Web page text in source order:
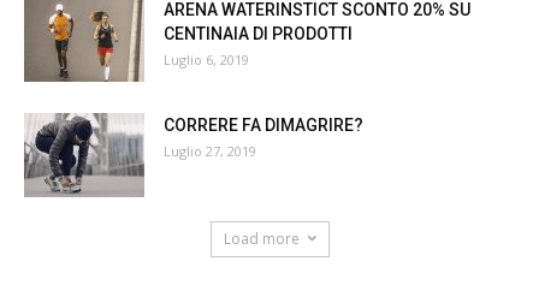
ARENA WATERINSTICT SCONTO 20% SU
CENTINAIA DI PRODOTTI
Luglio 6, 2019
CORRERE FA DIMAGRIRE?
Luglio 27, 2019
Load more